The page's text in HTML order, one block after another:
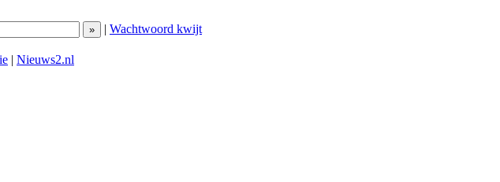
| Wachtwoord kwijt
| Nieuws2.nl